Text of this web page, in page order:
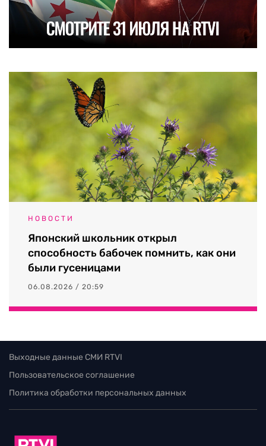
НОВОСТИ
Японский школьник открыл
способность бабочек помнить, как они
были гусеницами
06.08.2026 / 20:59
Выходные данные СМИ RTVI
Пользовательское соглашение
Политика обработки персональных данных